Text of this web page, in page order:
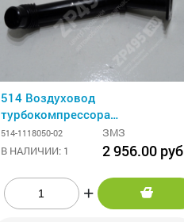
514 Воздуховод
турбокомпрессора
нагнетательный
514-1118050-02
ЗМЗ
В НАЛИЧИИ: 1
2 956.00 руб
+